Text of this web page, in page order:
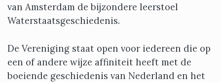
van Amsterdam de bijzondere leerstoel
Waterstaatsgeschiedenis.
De Vereniging staat open voor iedereen die op
een of andere wijze affiniteit heeft met de
boeiende geschiedenis van Nederland en het